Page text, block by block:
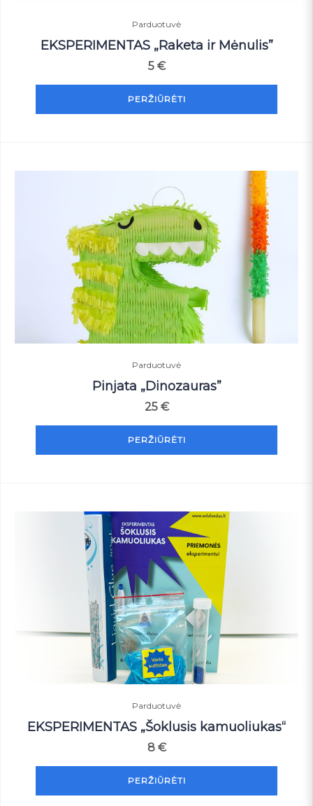
Parduotuvė
EKSPERIMENTAS „Raketa ir Mėnulis”
5 €
PERŽIŪRĖTI
Parduotuvė
Pinjata „Dinozauras”
25 €
PERŽIŪRĖTI
Parduotuvė
EKSPERIMENTAS „Šoklusis kamuoliukas“
8 €
PERŽIŪRĖTI